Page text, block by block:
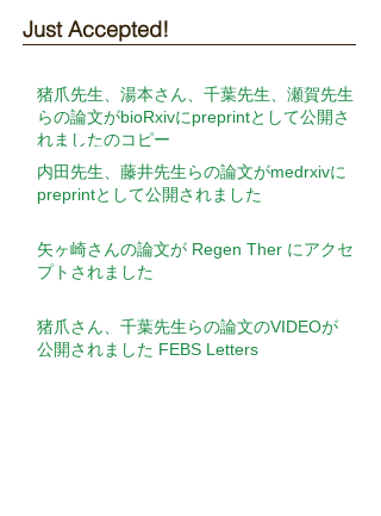
Just Accepted!
猪爪先生、湯本さん、千葉先生、瀬賀先生
らの論文がbioRxivにpreprintとして公開さ
れましたのコピー
内田先生、藤井先生らの論文がmedrxivに
preprintとして公開されました
矢ヶ崎さんの論文が Regen Ther にアクセ
プトされました
猪爪さん、千葉先生らの論文のVIDEOが
公開されました FEBS Letters